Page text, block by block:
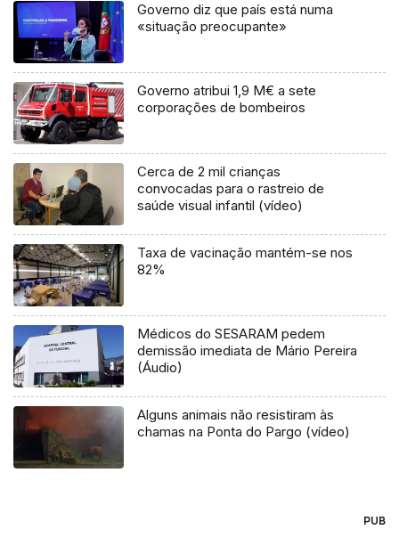
Governo diz que país está numa
«situação preocupante»
Governo atribui 1,9 M€ a sete
corporações de bombeiros
Cerca de 2 mil crianças
convocadas para o rastreio de
saúde visual infantil (vídeo)
Taxa de vacinação mantém-se nos
82%
Médicos do SESARAM pedem
demissão imediata de Mário Pereira
(Áudio)
Alguns animais não resistiram às
chamas na Ponta do Pargo (vídeo)
PUB